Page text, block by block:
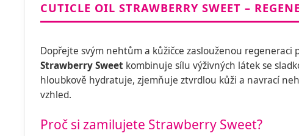
CUTICLE OIL STRAWBERRY SWEET –
Dopřejte svým nehtům a kůžičce zaslouženou regeneraci
Strawberry Sweet kombinuje sílu výživných látek se
hloubkově hydratuje, zjemňuje ztvrdlou kůži a navrací
vzhled.
Proč si zamilujete Strawberry Sweet?